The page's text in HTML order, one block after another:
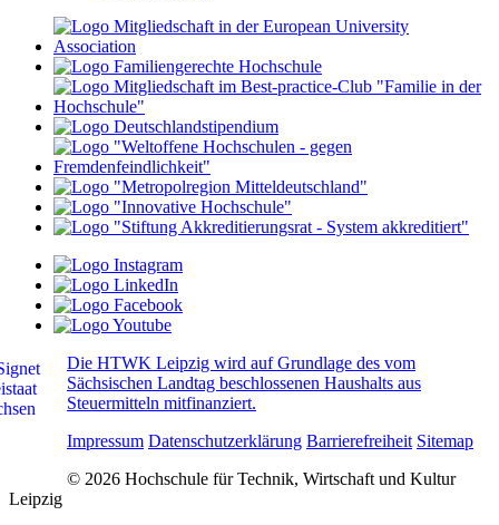
Die HTWK Leipzig wird auf Grundlage des vom
Sächsischen Landtag beschlossenen Haushalts aus
Steuermitteln mitfinanziert.
Impressum Datenschutzerklärung Barrierefreiheit Sitemap
© 2026 Hochschule für Technik, Wirtschaft und Kultur
Leipzig